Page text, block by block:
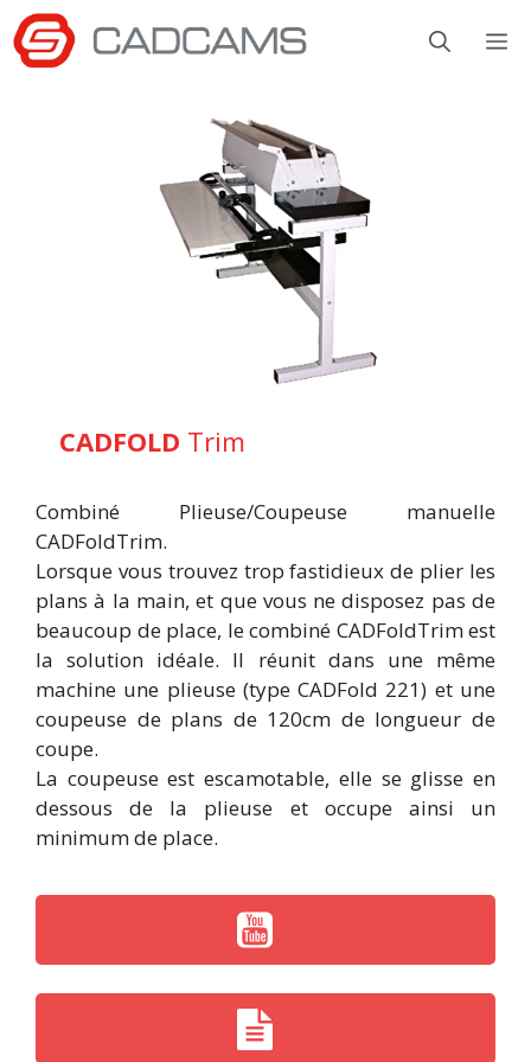
Aller
au
contenu
CADFOLD Trim
Combiné Plieuse/Coupeuse manuelle
CADFoldTrim.
Lorsque vous trouvez trop fastidieux de plier les
plans à la main, et que vous ne disposez pas de
beaucoup de place, le combiné CADFoldTrim est
la solution idéale. Il réunit dans une même
machine une plieuse (type CADFold 221) et une
coupeuse de plans de 120cm de longueur de
coupe.
La coupeuse est escamotable, elle se glisse en
dessous de la plieuse et occupe ainsi un
minimum de place.